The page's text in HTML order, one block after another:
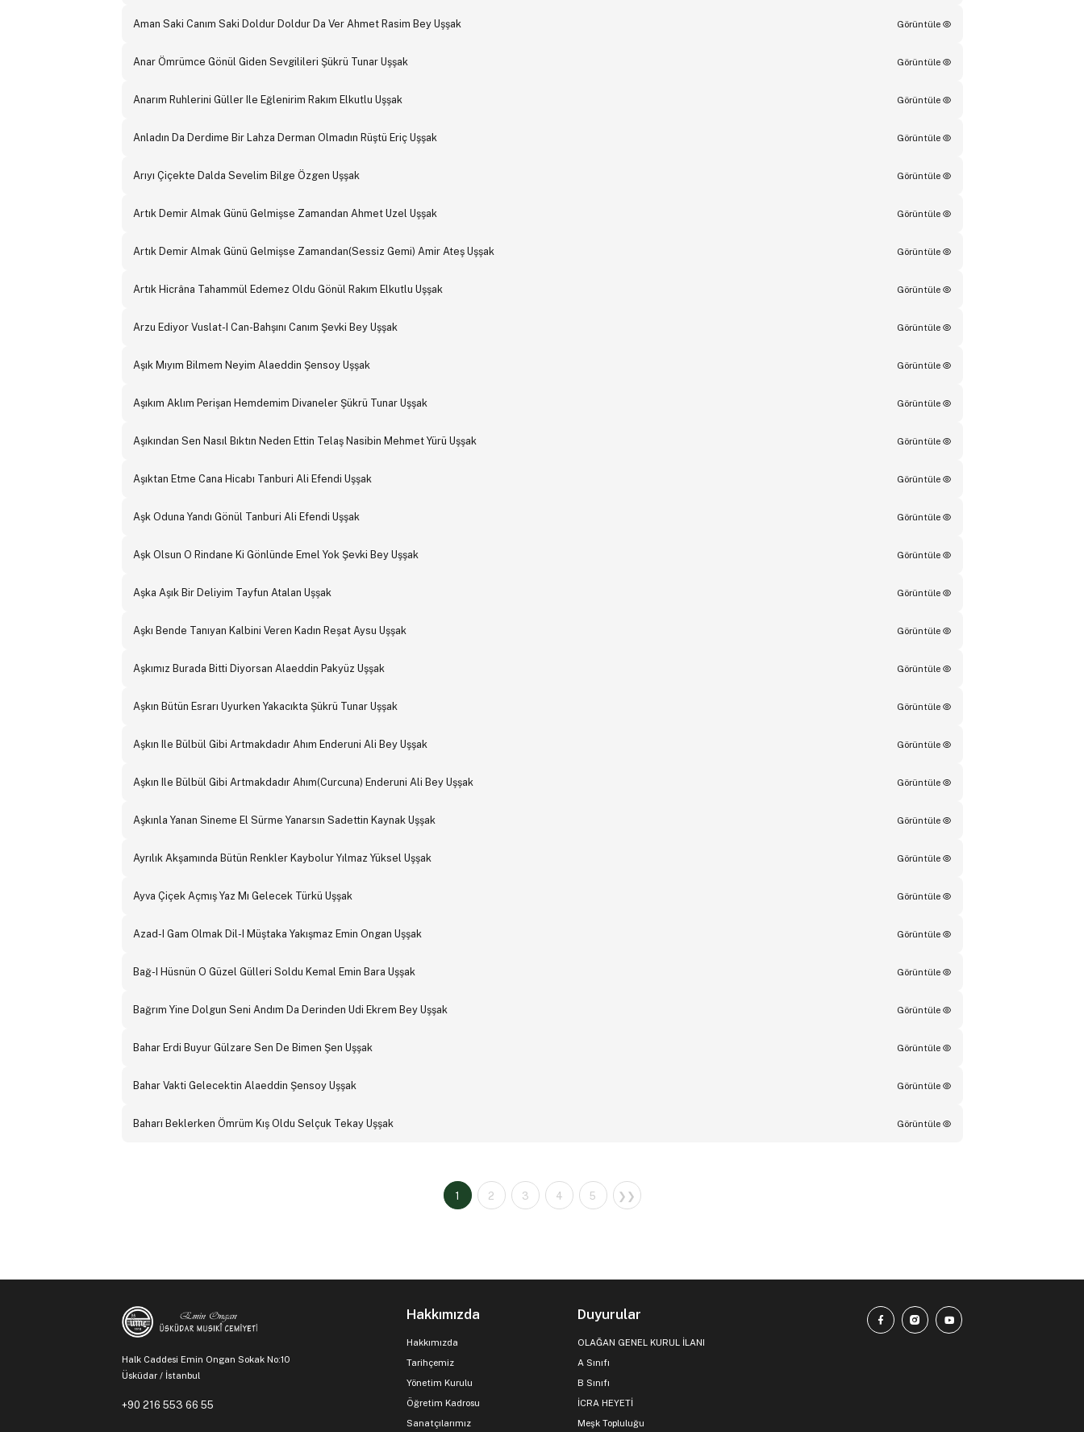
Aman Saki Canım Saki Doldur Doldur Da Ver Ahmet Rasim Bey Uşşak Görüntüle
Anar Ömrümce Gönül Giden Sevgilileri Şükrü Tunar Uşşak Görüntüle
Anarım Ruhlerini Güller Ile Eğlenirim Rakım Elkutlu Uşşak Görüntüle
Anladın Da Derdime Bir Lahza Derman Olmadın Rüştü Eriç Uşşak Görüntüle
Arıyı Çiçekte Dalda Sevelim Bilge Özgen Uşşak Görüntüle
Artık Demir Almak Günü Gelmişse Zamandan Ahmet Uzel Uşşak Görüntüle
Artık Demir Almak Günü Gelmişse Zamandan(Sessiz Gemi) Amir Ateş Uşşak Görüntüle
Artık Hicrâna Tahammül Edemez Oldu Gönül Rakım Elkutlu Uşşak Görüntüle
Arzu Ediyor Vuslat-I Can-Bahşını Canım Şevki Bey Uşşak Görüntüle
Aşık Mıyım Bilmem Neyim Alaeddin Şensoy Uşşak Görüntüle
Aşıkım Aklım Perişan Hemdemim Divaneler Şükrü Tunar Uşşak Görüntüle
Aşıkından Sen Nasıl Bıktın Neden Ettin Telaş Nasibin Mehmet Yürü Uşşak Görüntüle
Aşıktan Etme Cana Hicabı Tanburi Ali Efendi Uşşak Görüntüle
Aşk Oduna Yandı Gönül Tanburi Ali Efendi Uşşak Görüntüle
Aşk Olsun O Rindane Ki Gönlünde Emel Yok Şevki Bey Uşşak Görüntüle
Aşka Aşık Bir Deliyim Tayfun Atalan Uşşak Görüntüle
Aşkı Bende Tanıyan Kalbini Veren Kadın Reşat Aysu Uşşak Görüntüle
Aşkımız Burada Bitti Diyorsan Alaeddin Pakyüz Uşşak Görüntüle
Aşkın Bütün Esrarı Uyurken Yakacıkta Şükrü Tunar Uşşak Görüntüle
Aşkın Ile Bülbül Gibi Artmakdadır Ahım Enderuni Ali Bey Uşşak Görüntüle
Aşkın Ile Bülbül Gibi Artmakdadır Ahım(Curcuna) Enderuni Ali Bey Uşşak Görüntüle
Aşkınla Yanan Sineme El Sürme Yanarsın Sadettin Kaynak Uşşak Görüntüle
Ayrılık Akşamında Bütün Renkler Kaybolur Yılmaz Yüksel Uşşak Görüntüle
Ayva Çiçek Açmış Yaz Mı Gelecek Türkü Uşşak Görüntüle
Azad-I Gam Olmak Dil-I Müştaka Yakışmaz Emin Ongan Uşşak Görüntüle
Bağ-I Hüsnün O Güzel Gülleri Soldu Kemal Emin Bara Uşşak Görüntüle
Bağrım Yine Dolgun Seni Andım Da Derinden Udi Ekrem Bey Uşşak Görüntüle
Bahar Erdi Buyur Gülzare Sen De Bimen Şen Uşşak Görüntüle
Bahar Vakti Gelecektin Alaeddin Şensoy Uşşak Görüntüle
Baharı Beklerken Ömrüm Kış Oldu Selçuk Tekay Uşşak Görüntüle
1 2 3 4 5 ❯❯
Halk Caddesi Emin Ongan Sokak No:10
Üsküdar / İstanbul
+90 216 553 66 55
Hakkımızda
Hakkımızda
Tarihçemiz
Yönetim Kurulu
Öğretim Kadrosu
Sanatçılarımız
Duyurular
OLAĞAN GENEL KURUL İLANI
A Sınıfı
B Sınıfı
İCRA HEYETİ
Meşk Topluluğu